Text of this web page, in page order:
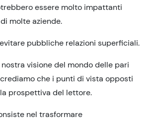
essere molto impattanti
molte aziende.
pubbliche relazioni superficiali.
visione del mondo delle pari
che i punti di vista opposti
prospettiva del lettore.
nel trasformare